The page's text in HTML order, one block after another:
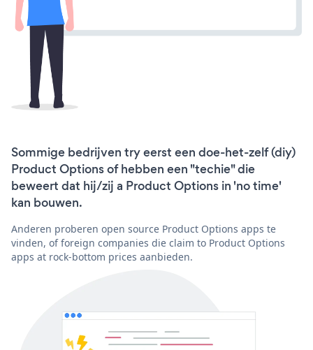
Sommige bedrijven try eerst een doe-het-zelf (diy)
Product Options of hebben een "techie" die
beweert dat hij/zij a Product Options in 'no time'
kan bouwen.
Anderen proberen open source Product Options apps te
vinden, of foreign companies die claim to Product Options
apps at rock-bottom prices aanbieden.